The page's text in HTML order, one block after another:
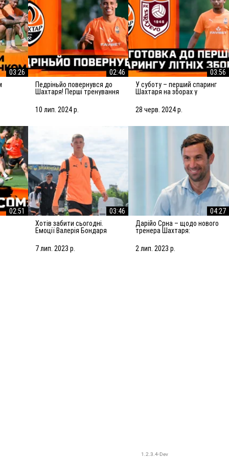
03:26
02:46
Педріньйо повернувся до
Шахтаря! Перші тренування
10 лип. 2024 р.
03:56
У суботу – перший спаринг
Шахтаря на зборах у
матчу із Сараєвом
28 черв. 2024 р.
02:51
03:46
Хотів забити сьогодні.
Емоції Валерія Бондаря
7 лип. 2023 р.
04:27
Дарійо Срна – щодо нового
тренера Шахтаря:
підсилити команду
2 лип. 2023 р.